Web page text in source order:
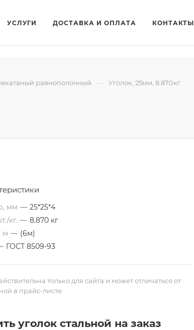
УСЛУГИ ДОСТАВКА И ОПЛАТА КОНТАКТЫ
равнополочный — Уголок, 25мм, 8.870кг
мм — 25*25*4
кг. — 8.870 кг
м — (6м)
ГОСТ 8509-93
только для сайта и может отличаться от
в прайс-листе
уголок стальной на заказ